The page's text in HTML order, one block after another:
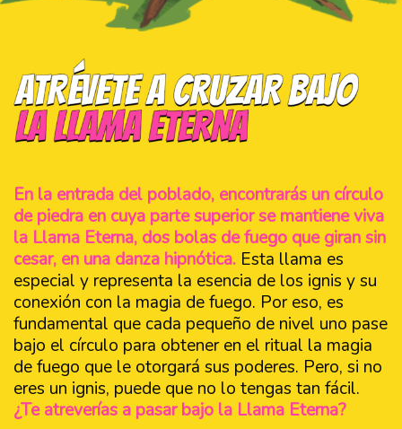
En la entrada del poblado, encontrarás un círculo
de piedra en cuya parte superior se mantiene viva
la Llama Eterna, dos bolas de fuego que giran sin
cesar, en una danza hipnótica. Esta llama es
especial y representa la esencia de los ignis y su
conexión con la magia de fuego. Por eso, es
fundamental que cada pequeño de nivel uno pase
bajo el círculo para obtener en el ritual la magia
de fuego que le otorgará sus poderes. Pero, si no
eres un ignis, puede que no lo tengas tan fácil.
¿Te atreverías a pasar bajo la Llama Eterna?